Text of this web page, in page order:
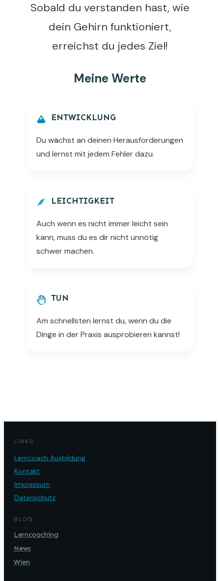
Sobald du verstanden hast, wie
dein Gehirn funktioniert,
erreichst du jedes Ziel!
Meine Werte
ENTWICKLUNG
Du wächst an deinen Herausforderungen
und lernst mit jedem Fehler dazu.
LEICHTIGKEIT
Auch wenn es nicht immer leicht sein
kann, muss du es dir nicht unnötig
schwer machen.
TUN
Am schnellsten lernst du, wenn du die
Dinge in der Praxis ausprobieren kannst!
LINKS
Lerncoach Ausbildung
Kontakt
Impressum
Datenschutz
BLOG
Lerncoaching
News
Wien